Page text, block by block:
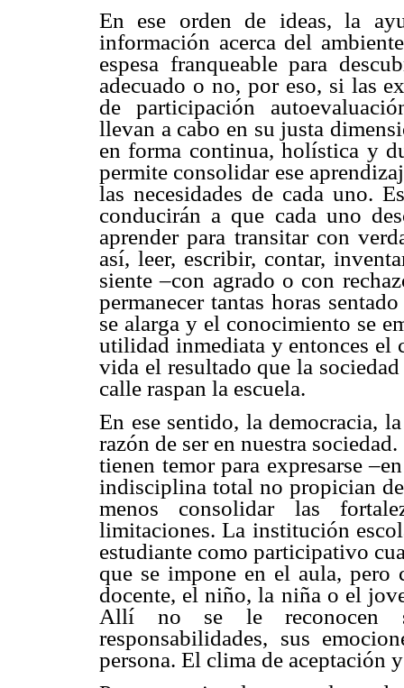
En ese orden de ideas, la
información acerca del
espesa franqueable para
adecuado o no, por eso, si las
de participación
llevan a cabo en su justa
en forma continua, holística y
permite consolidar ese
las necesidades de cada uno.
conducirán a que cada uno
aprender para transitar con
así, leer, escribir, contar,
siente –con agrado o con
permanecer tantas horas
se alarga y el conocimiento se
utilidad inmediata y entonces el
vida el resultado que la
calle raspan la escuela.
En ese sentido, la democracia,
razón de ser en nuestra
tienen temor para expresarse
indisciplina total no propician
menos consolidar las
limitaciones. La institución
estudiante como participativo
que se impone en el aula,
docente, el niño, la niña o el
Allí no se le reconocen
responsabilidades, sus
persona. El clima de aceptación